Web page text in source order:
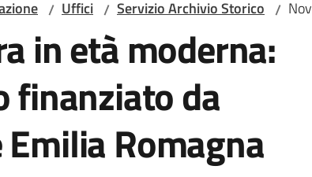
/ Uffici / Servizio Archivio Storico /
in età moderna:
finanziato da
Romagna